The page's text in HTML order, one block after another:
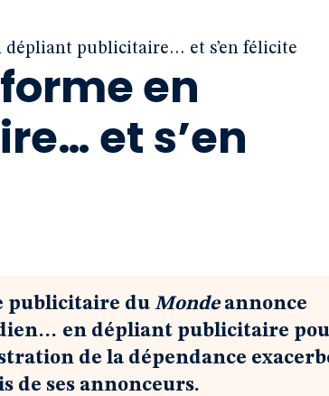
dépliant publicitaire… et s’en félicite
en
et s’en
publicitaire du Mondeannonce
en dépliant publicitaire
de la dépendance
de ses annonceurs.